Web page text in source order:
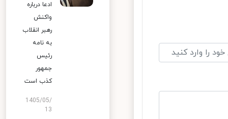
ادعا درباره
واکنش
رهبر انقلاب
به نامه
رئیس
جمهور
کذب است
1405/05/
13